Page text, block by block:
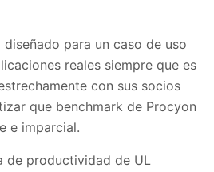
para un caso de uso
reales siempre que es
con sus socios
que benchmark de Procyon
e imparcial.
de productividad de UL